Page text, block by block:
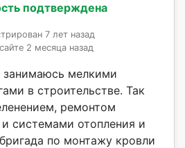
подтверждена
7 лет назад
2 месяца назад
занимаюсь мелкими
в строительстве. Так
ремонтом
системами отопления и
по монтажу кровли